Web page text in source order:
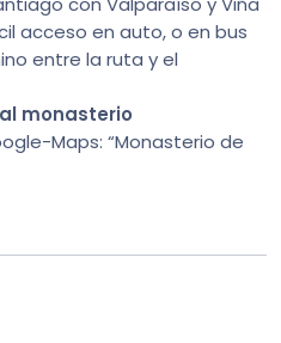
acceso en auto, o en bus
entre la ruta y el
monasterio
Maps: “Monasterio de